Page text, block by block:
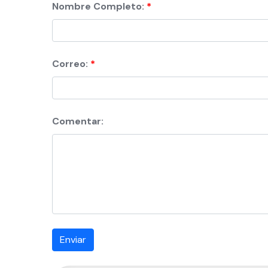
Nombre Completo:
Correo:
Comentar:
Enviar